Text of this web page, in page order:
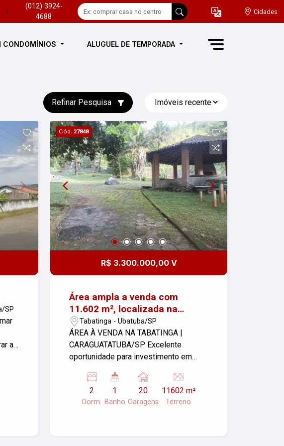
(012) 3924-
4688
Cidades
CONDOMÍNIOS ALUGUEL DE TEMPORADA
Refinar Pesquisa
SP
Cód. 27848
R$ 3.300.000,00 V
Área ampla a venda com
11.602 m², localizada na
Tabatinga
Tabatinga - Ubatuba/SP
ÁREA À VENDA NA TABATINGA |
CARAGUATATUBA/SP Excelente
oportunidade para investimento em
litoral norte. Área ampla com 11.602 m²,
localizada na Tabatinga ?
Caraguatatuba, em meio à natureza,
2
Dorm.
1
Banho
20
Garagens
11602 m²
Terreno